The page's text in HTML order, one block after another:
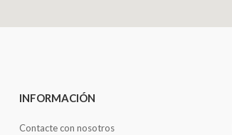
INFORMACIÓN
Contacte con nosotros